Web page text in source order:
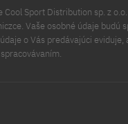
Sport Distribution sp. z
Vaše osobné údaje budú
o Vás predávajúci eviduje,